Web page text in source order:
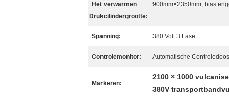
Het verwarmen
Drukcilindergrootte:
900mm×2350mm, bias
Spanning: 380 Volt 3 Fase
Controlemonitor: Automatische Controledoos
Markeren:
2100 × 1000
380V